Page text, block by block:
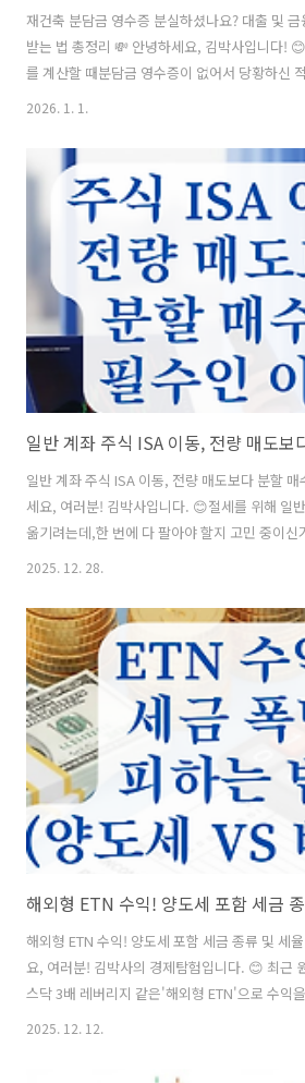
재건축 분담금 영수증 분실하셨나요? 대출 및
받는 법 총정리 💸 안녕하세요, 김박사입니다!
를 계산할 때분담금 영수증이 없어서 당황하신
서류를 잃어버렸어도 금융 거래 기록만 있다면충
세금을 절약할 수 있는지핵심만 쏙쏙 정리해 드
죠! 📋 목차금융거래 내역의 법적 증빙 효력 🤔
용 방법 🛠대출 이자의 필요경비 인정 여부 ⭐조
확보법 🔍세무 신고 시 필수 체크리스트 📊자주
먼저, 종이 영수증이 없어도 금융 기록이 왜 중
2026. 1. 1.
일반 계좌 주식 ISA 이동, 전량 매도보다 분할
세요, 여러분! 김박사입니다. 😊절세를 위해 일
옮기려는데,한 번에 다 팔아야 할지 고민 중이신
택보다 매매 손실이 더 커질 수 있으니,오늘 제가
도 시 발생하는 3가지 위험 요소 ⚠️분할 매수가
💰성공적인 ISA 이동을 위한 5단계 가이드
크할 세무 상식 📊자주 묻는 질문 (FAQ) ❓ 그럼
직접 옮기지 못하고 팔고 다시 사야 하는지 그
주식 이전의 현실적인 메커니즘 ⚙..
2025. 12. 28.
해외형 ETN 수익! 양도세 포함 세금 종류 및 세
요, 여러분! 김박사의 경제탐험입니다. 😊 최근
스닥 3배 레버리지 같은'해외형 ETN'으로 수익
런데 수익의 기쁨도 잠시, "내 세금은 얼마나 나
가?" 헷갈리시는 분들이 정말 많은데요.이거 하
2025. 12. 12.